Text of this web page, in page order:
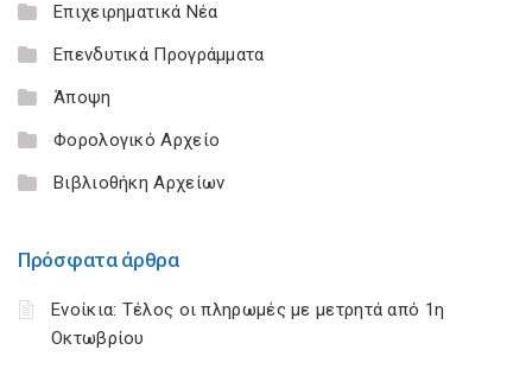
Επιχειρηματικά Νέα
Επενδυτικά Προγράμματα
Άποψη
Φορολογικό Αρχείο
Βιβλιοθήκη Αρχείων
Πρόσφατα άρθρα
Ενοίκια: Τέλος οι πληρωμές με μετρητά από 1η
Οκτωβρίου